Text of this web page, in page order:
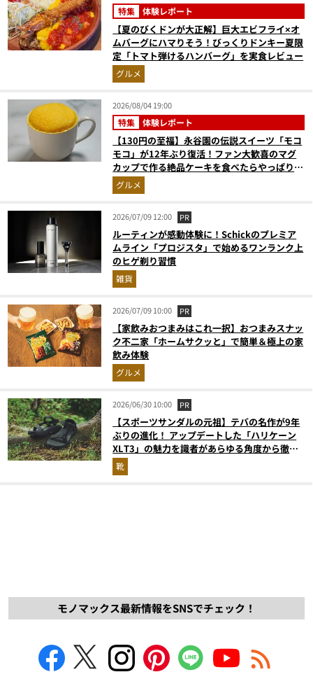
特集 体験レポート
【夏のびくドンが大正解】巨大エビフライ×オ
ムバーグにハマりそう！びっくりドンキー夏限
定「トマト弾けるハンバーグ」を実食レビュー
グルメ
2026/08/04 19:00
特集 体験レポート
【130円の至福】永谷園の伝説スイーツ「モコ
モコ」が12年ぶり復活！ファン大歓喜のマグ
カップで作る絶品ケーキを食べたらやっぱり最
高にウマかった
グルメ
2026/07/09 12:00 PR
ルーティンが感動体験に！Schickのプレミア
ムライン「プロジスタ」で始めるワンランク上
のヒゲ剃り習慣
雑貨
2026/07/09 10:00 PR
【家飲みおつまみはこれ一択】おつまみスナッ
ク不二家「ホームサクッと」で簡単＆極上の家
飲み体験
グルメ
2026/06/30 10:00 PR
【スポーツサンダルの元祖】テバの名作が9年
ぶりの進化！ アップデートした「ハリケーン
XLT3」の魅力を識者があらゆる角度から徹底
解説！
靴
モノマックス最新情報をSNSでチェック！